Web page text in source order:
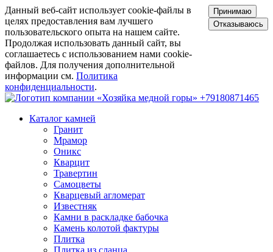
Данный веб-сайт использует cookie-файлы в
целях предоставления вам лучшего
пользовательского опыта на нашем сайте.
Продолжая использовать данный сайт, вы
соглашаетесь с использованием нами cookie-
файлов. Для получения дополнительной
информации см. Политика
конфиденциальности.
Принимаю
Отказываюсь
+79180871465
Каталог камней
Гранит
Мрамор
Оникс
Кварцит
Травертин
Самоцветы
Кварцевый агломерат
Известняк
Камни в раскладке бабочка
Камень колотой фактуры
Плитка
Плитка из сланца